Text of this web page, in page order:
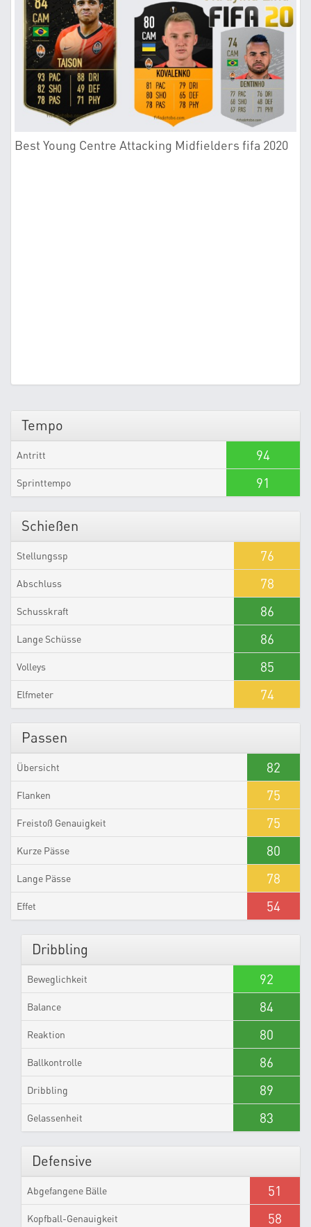
Best Young Centre Attacking Midfielders fifa 2020
Tempo
Antritt 94
Sprinttempo 91
Schießen
Stellungssp 76
Abschluss 78
Schusskraft 86
Lange Schüsse 86
Volleys 85
Elfmeter 74
Passen
Übersicht 82
Flanken 75
Freistoß Genauigkeit 75
Kurze Pässe 80
Lange Pässe 78
Effet 54
Dribbling
Beweglichkeit 92
Balance 84
Reaktion 80
Ballkontrolle 86
Dribbling 89
Gelassenheit 83
Defensive
Abgefangene Bälle 51
Kopfball-Genauigkeit 58